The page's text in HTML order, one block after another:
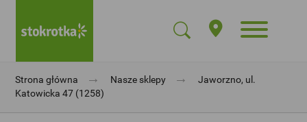
Strona główna → Nasze sklepy →
Jaworzno, ul.
Katowicka 47 (1258)